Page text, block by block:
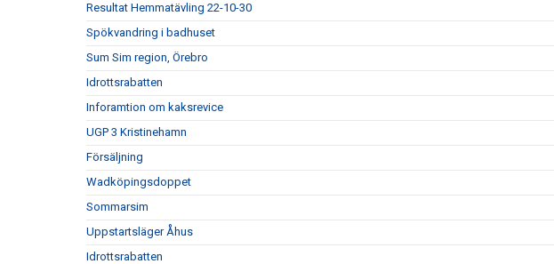
Resultat Hemmatävling 22-10-30
Spökvandring i badhuset
Sum Sim region, Örebro
Idrottsrabatten
Inforamtion om kaksrevice
UGP 3 Kristinehamn
Försäljning
Wadköpingsdoppet
Sommarsim
Uppstartsläger Åhus
Idrottsrabatten